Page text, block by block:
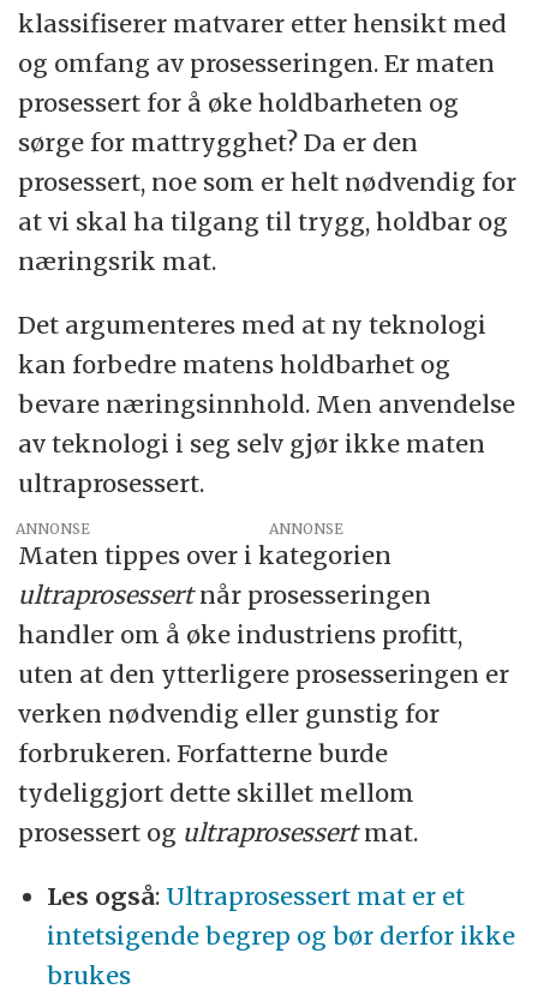
klassifiserer matvarer etter hensikt med
og omfang av prosesseringen. Er maten
prosessert for å øke holdbarheten og
sørge for mattrygghet? Da er den
prosessert, noe som er helt nødvendig for
at vi skal ha tilgang til trygg, holdbar og
næringsrik mat.
Det argumenteres med at ny teknologi
kan forbedre matens holdbarhet og
bevare næringsinnhold. Men anvendelse
av teknologi i seg selv gjør ikke maten
ultraprosessert.
ANNONSE
Maten tippes over i kategorien
ultraprosessertnår prosesseringen
handler om å øke industriens profitt,
uten at den ytterligere prosesseringen er
verken nødvendig eller gunstig for
forbrukeren. Forfatterne burde
tydeliggjort dette skillet mellom
prosessert og ultraprosessertmat.
Les også: Ultraprosessert mat er et
intetsigende begrep og bør derfor ikke
brukes